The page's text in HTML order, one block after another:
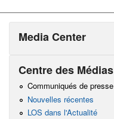
Media Center
Centre des Médias
Communiqués de presse
Nouvelles récentes
LOS dans l'Actualité